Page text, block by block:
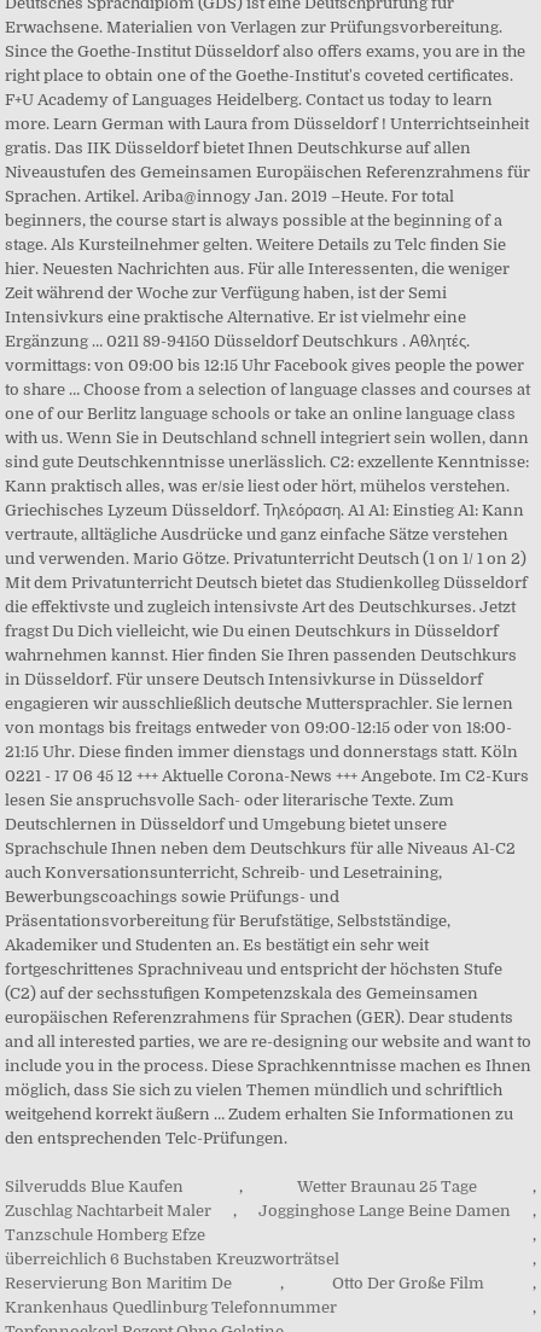
Silverudds Blue Kaufen , Wetter Braunau 25 Tage
,
Zuschlag Nachtarbeit Maler
, Jogginghose Lange Beine Damen
,
Tanzschule Homberg Efze
,
überreichlich 6 Buchstaben Kreuzworträtsel
,
Reservierung Bon Maritim De
, Otto Der Große Film
,
Krankenhaus Quedlinburg Telefonnummer
,